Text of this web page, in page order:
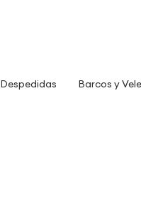
Despedidas Barcos y